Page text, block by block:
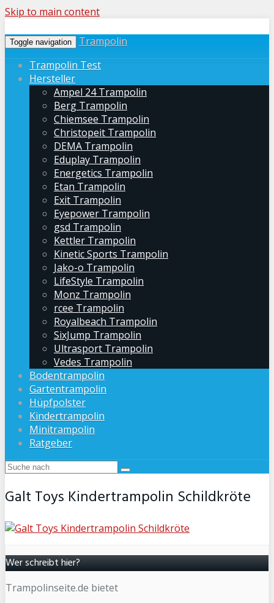
Skip to main content
Toggle navigation
Trampolin
Trampolin Test
Hersteller
Ampel 24 Trampolin
Berg Trampolin
Chiemsee Trampolin
Christopeit Trampolin
DEMA Trampolin
Eduplay Trampolin
Energetics Trampolin
Etan Trampolin
Exit Trampolin
Eyepower Trampolin
gsd Trampolin
Kettler Trampolin
Kinetic Sports Trampolin
Jako-o Trampolin
LifeStyle Trampolin
Monz Trampolin
rcee Trampolin
Royalbeach Trampolin
SixJump Trampolin
Ultrasport Trampolin
Vedes Trampolin
Bodentrampolin
Gartentrampolin
Hüpfpolster
Kindertrampolin
Minitrampolin
Ratgeber
Galt Toys Kindertrampolin Schildkröte
Wer schreibt hier?
Trampolinseite.de bietet